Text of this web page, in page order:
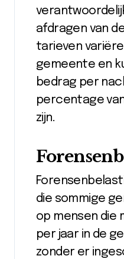
afdragen van
tarieven
gemeente en
bedrag per
percentage
zijn.
die sommige
op mensen die
per jaar in de
zonder er